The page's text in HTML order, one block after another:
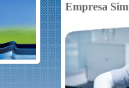
Empresa